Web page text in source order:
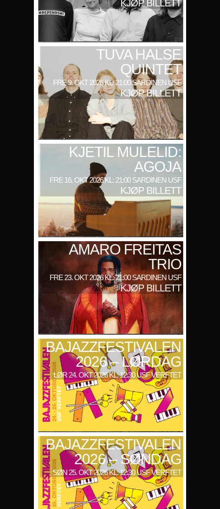
KJØP BILLETT
TUVA HALSE
QUINTET
FRE 9. OKT 2026 KL: 21:00 SARDINEN USF
KJØP BILLETT
KJETIL MULELID:
AGOJA
FRE 16. OKT 2026 KL: 21:00 SARDINEN USF
KJØP BILLETT
AMARO FREITAS
TRIO
FRE 23. OKT 2026 KL: 21:00 SARDINEN USF
KJØP BILLETT
BAJAZZFESTIVALEN
2026 – LØRDAG
LØR 24. OKT 2026 KL: 12:30 USF VERFTET
BAJAZZFESTIVALEN
2026 – SØNDAG
SØN 25. OKT 2026 KL: 12:30 USF VERFTET